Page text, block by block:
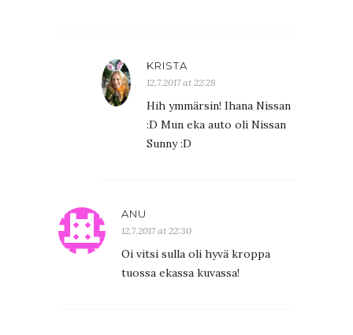
KRISTA
12.7.2017 at 22:28
Hih ymmärsin! Ihana Nissan
:D Mun eka auto oli Nissan
Sunny :D
ANU
12.7.2017 at 22:30
Oi vitsi sulla oli hyvä kroppa
tuossa ekassa kuvassa!